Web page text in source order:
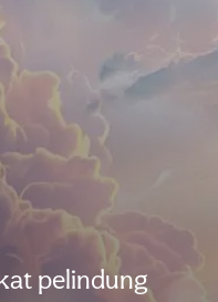
pelindung